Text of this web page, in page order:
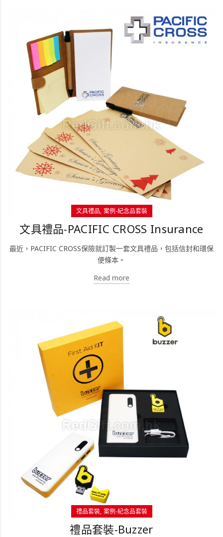
文具禮品 案例-紀念品套裝
文具禮品-PACIFIC CROSS Insurance
最近，PACIFIC CROSS保險就訂製一套文具禮品，包括信封和環保
便條本。
Read more
禮品套裝 案例-紀念品套裝
禮品套裝-Buzzer